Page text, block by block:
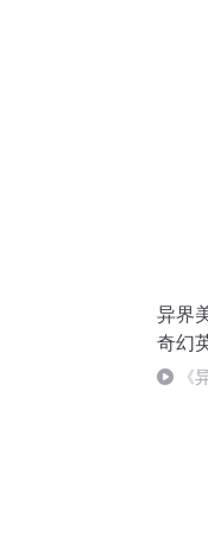
异界
奇幻
《